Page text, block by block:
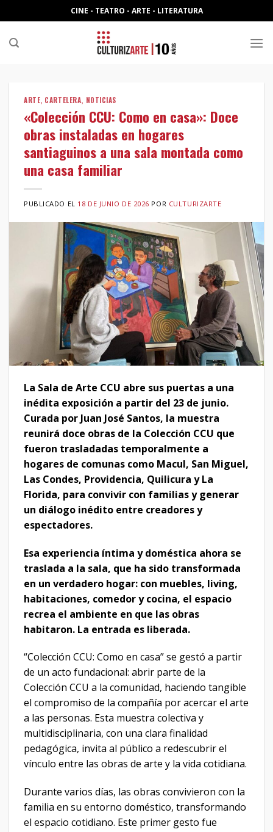
to
content
CINE - TEATRO - ARTE - LITERATURA
ARTE, CARTELERA, NOTICIAS
«Colección CCU: Como en casa»: Doce
obras instaladas en hogares
santiaguinos a una sala montada como
una casa familiar
PUBLICADO EL 18 DE JUNIO DE 2026 POR CULTURIZARTE
La Sala de Arte CCU abre sus puertas a una
inédita exposición a partir del 23 de junio.
Curada por Juan José Santos, la muestra
reunirá doce obras de la Colección CCU que
fueron trasladadas temporalmente a
hogares de comunas como Macul, San Miguel,
Las Condes, Providencia, Quilicura y La
Florida, para convivir con familias y generar
un diálogo inédito entre creadores y
espectadores.
Esa experiencia íntima y doméstica ahora se
traslada a la sala, que ha sido transformada
en un verdadero hogar: con muebles, living,
habitaciones, comedor y cocina, el espacio
recrea el ambiente en que las obras
habitaron. La entrada es liberada.
“Colección CCU: Como en casa” se gestó a partir
de un acto fundacional: abrir parte de la
Colección CCU a la comunidad, haciendo tangible
el compromiso de la compañía por acercar el arte
a las personas. Esta muestra colectiva y
multidisciplinaria, con una clara finalidad
pedagógica, invita al público a redescubrir el
vínculo entre las obras de arte y la vida cotidiana.
Durante varios días, las obras convivieron con la
familia en su entorno doméstico, transformando
el espacio cotidiano. Este primer gesto fue